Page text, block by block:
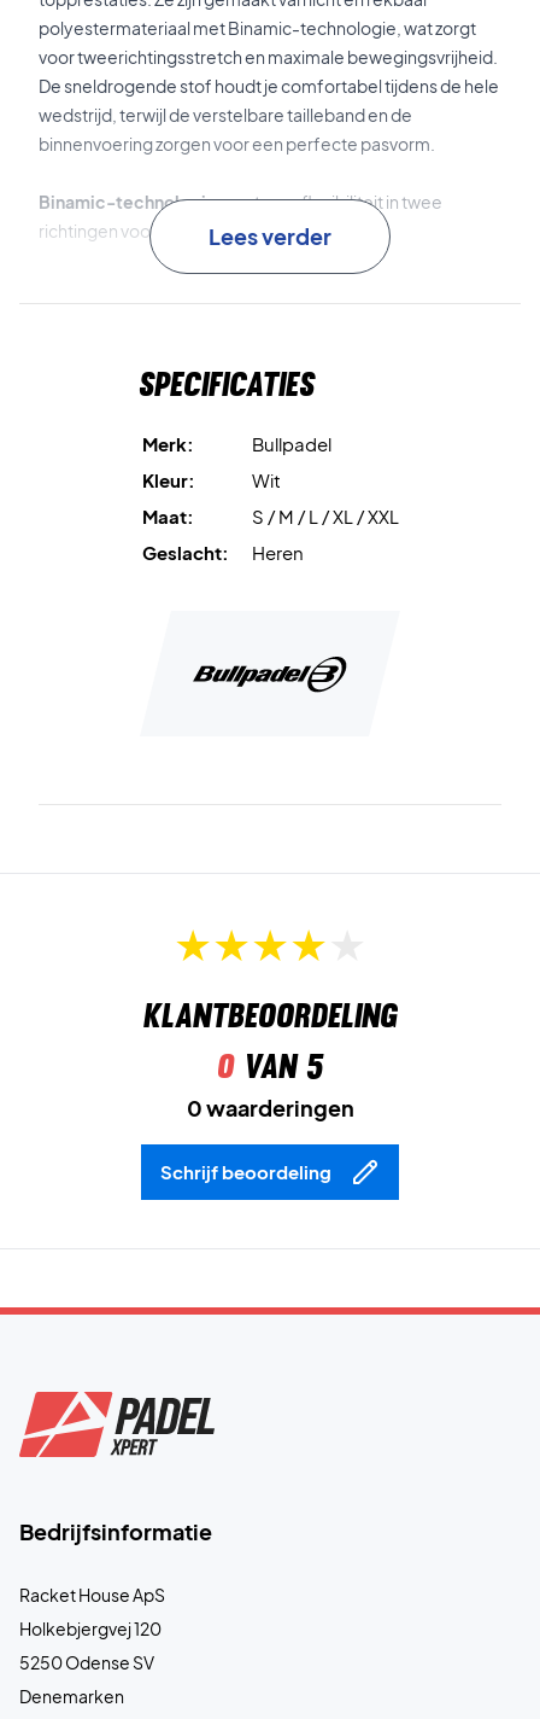
polyestermateriaal met Binamic-technologie, wat zorgt
voor tweerichtingsstretch en maximale bewegingsvrijheid.
De sneldrogende stof houdt je comfortabel tijdens de hele
wedstrijd, terwijl de verstelbare tailleband en de
binnenvoering zorgen voor een perfecte pasvorm.
Binamic-technologiezorgt voor flexibiliteit in twee
richtingen voor optimale bewegingsvrijheid.
Speel met stijl en comfort – koop jouw Bullpadel Brozo
Polyester.
Lees verder
Specificaties
Merk:
Bullpadel
Kleur:
Wit
Maat:
S / M / L / XL / XXL
Geslacht:
Heren
Klantbeoordeling
0van 5
0 waarderingen
Schrijf beoordeling
Bedrijfsinformatie
Racket House ApS
Holkebjergvej 120
5250 Odense SV
Denemarken